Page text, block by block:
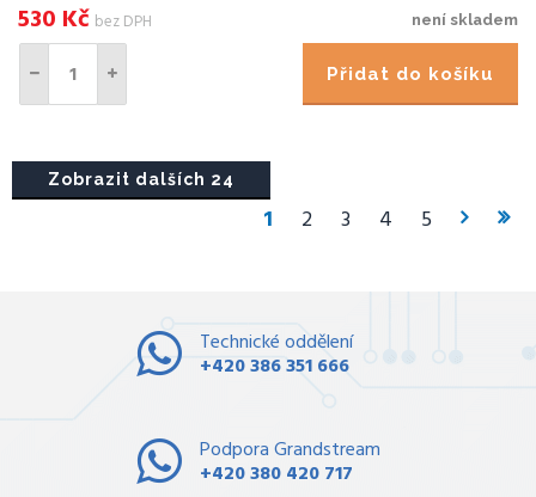
není skladem
530 Kč bez DPH
Přidat do košíku
Zobrazit dalších 24
1 2 3 4 5
Technické oddělení
+420 386 351 666
Podpora Grandstream
+420 380 420 717